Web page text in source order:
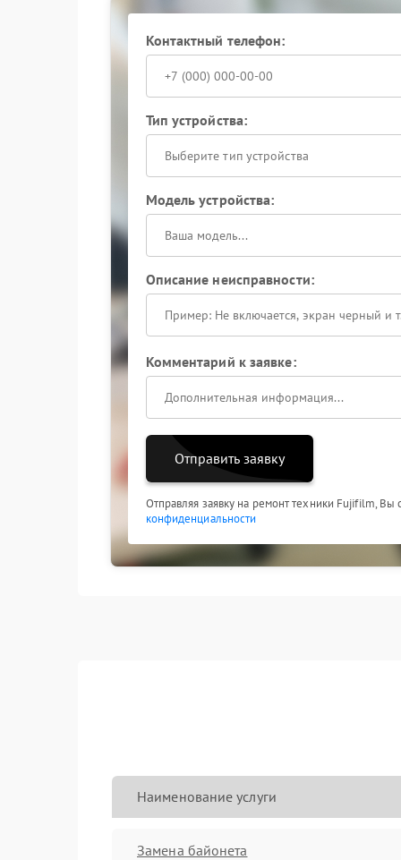
Контактный телефон:
Тип устройства:
Выберите тип устройства
Модель устройства:
Описание неисправности:
Комментарий к заявке:
Отправить заявку
Отправляя заявку на ремонт техники Fujifilm, Вы
конфиденциальности
Наименование услуги
Замена байонета